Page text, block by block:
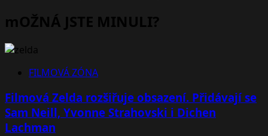
mOŽNÁ JSTE MINULI?
FILMOVÁ ZÓNA
Filmová Zelda rozšiřuje obsazení. Přidávají se
Sam Neill, Yvonne Strahovski i Dichen
Lachman